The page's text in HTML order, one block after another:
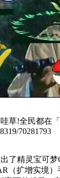
哇草!全民都在
70281793
了精灵宝可
（扩增实境